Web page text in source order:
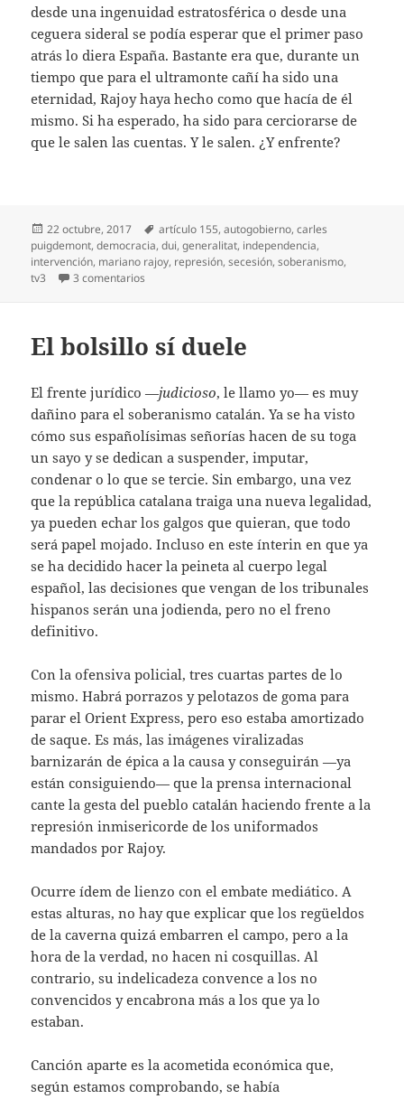
desde una ingenuidad estratosférica o desde una
ceguera sideral se podía esperar que el primer paso
atrás lo diera España. Bastante era que, durante un
tiempo que para el ultramonte cañí ha sido una
eternidad, Rajoy haya hecho como que hacía de él
mismo. Si ha esperado, ha sido para cerciorarse de
que le salen las cuentas. Y le salen. ¿Y enfrente?
Publicado
el
22 octubre, 2017 Etiquetas
artículo 155,autogobierno,carles
puigdemont,democracia,dui,generalitat, independencia,
intervención, mariano rajoy, represión,secesión,soberanismo,
tv3
3 comentarios
El bolsillo sí duele
El frente jurídico —judicioso, le llamo yo— es muy
dañino para el soberanismo catalán. Ya se ha visto
cómo sus españolísimas señorías hacen de su toga
un sayo y se dedican a suspender, imputar,
condenar o lo que se tercie. Sin embargo, una vez
que la república catalana traiga una nueva legalidad,
ya pueden echar los galgos que quieran, que todo
será papel mojado. Incluso en este ínterin en que ya
se ha decidido hacer la peineta al cuerpo legal
español, las decisiones que vengan de los tribunales
hispanos serán una jodienda, pero no el freno
definitivo.
Con la ofensiva policial, tres cuartas partes de lo
mismo. Habrá porrazos y pelotazos de goma para
parar el Orient Express, pero eso estaba amortizado
de saque. Es más, las imágenes viralizadas
barnizarán de épica a la causa y conseguirán —ya
están consiguiendo— que la prensa internacional
cante la gesta del pueblo catalán haciendo frente a la
represión inmisericorde de los uniformados
mandados por Rajoy.
Ocurre ídem de lienzo con el embate mediático. A
estas alturas, no hay que explicar que los regüeldos
de la caverna quizá embarren el campo, pero a la
hora de la verdad, no hacen ni cosquillas. Al
contrario, su indelicadeza convence a los no
convencidos y encabrona más a los que ya lo
estaban.
Canción aparte es la acometida económica que,
según estamos comprobando, se había